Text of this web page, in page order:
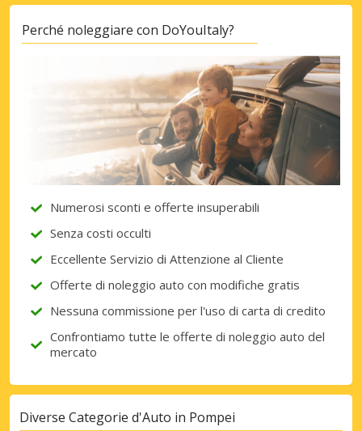
Perché noleggiare con DoYouItaly?
Numerosi sconti e offerte insuperabili
Senza costi occulti
Eccellente Servizio di Attenzione al Cliente
Offerte di noleggio auto con modifiche gratis
Nessuna commissione per l'uso di carta di credito
Confrontiamo tutte le offerte di noleggio auto del
mercato
Diverse Categorie d'Auto in Pompei